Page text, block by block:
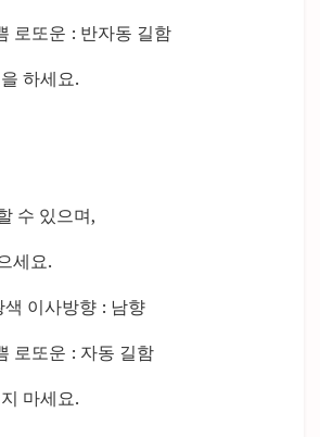
로또운 : 반자동 길함
하세요.
수 있으며,
세요.
이사방향 : 남향
로또운 : 자동 길함
마세요.